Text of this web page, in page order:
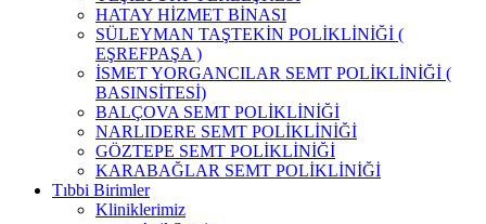
HATAY HİZMET BİNASI
SÜLEYMAN TAŞTEKİN POLİKLİNİĞİ (
EŞREFPAŞA )
İSMET YORGANCILAR SEMT POLİKLİNİĞİ (
BASINSİTESİ)
BALÇOVA SEMT POLİKLİNİĞİ
NARLIDERE SEMT POLİKLİNİĞİ
GÖZTEPE SEMT POLİKLİNİĞİ
KARABAĞLAR SEMT POLİKLİNİĞİ
Tıbbi Birimler
Kliniklerimiz